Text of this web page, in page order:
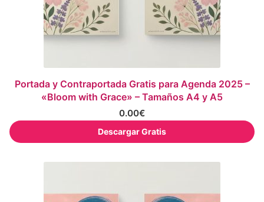
Portada y Contraportada Gratis para Agenda 2025 –
«Bloom with Grace» – Tamaños A4 y A5
0.00€
Descargar Gratis